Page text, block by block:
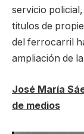
servicio
títulos de
del ferrocarril
ampliación de
José María
de medios